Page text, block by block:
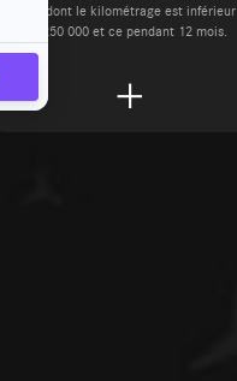
ans dont le kilométrage est inférieur
à 250 000 et ce pendant 12 mois.